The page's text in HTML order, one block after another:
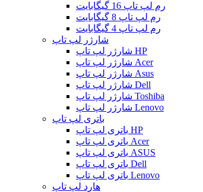
رم لپ تاپ 16 گیگابایت
رم لپ تاپ 8 گیگابایت
رم لپ تاپ 4 گیگابایت
شارژر لپ تاپ
شارژر لپ تاپ HP
شارژر لپ تاپ Acer
شارژر لپ تاپ Asus
شارژر لپ تاپ Dell
شارژر لپ تاپ Toshiba
شارژر لپ تاپ Lenovo
باتری لپ تاپ
باتری لپ تاپ HP
باتری لپ تاپ Acer
باتری لپ تاپ ASUS
باتری لپ تاپ Dell
باتری لپ تاپ Lenovo
هارد لپ تاپ